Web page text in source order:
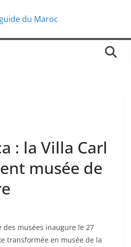
: la Villa Carl
musée de
des musées inaugure le 27
transformée en musée de la